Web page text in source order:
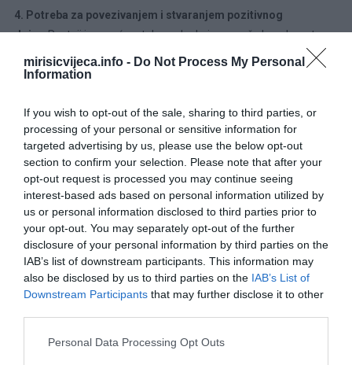
mirisicvijeca.info - Do Not Process My Personal
Information
If you wish to opt-out of the sale, sharing to third parties, or
processing of your personal or sensitive information for
targeted advertising by us, please use the below opt-out
section to confirm your selection. Please note that after your
opt-out request is processed you may continue seeing
interest-based ads based on personal information utilized by
us or personal information disclosed to third parties prior to
your opt-out. You may separately opt-out of the further
disclosure of your personal information by third parties on the
IAB’s list of downstream participants. This information may
also be disclosed by us to third parties on the IAB’s List of
Downstream Participants that may further disclose it to other
Please note that this website/app uses one or more Google
Personal Data Processing Opt Outs
4. Potreba za povezivanjem i stvaranjem pozitivnog
dojmaPostoji i mogućnost da osoba koja pomaže konobaru to
čini iz želje da ostavi dobar dojam – bilo na konobara, druge
goste, ili osobu s kojom je na večeri. Neki ljudi osjećaju potrebu da
može biti donekle usmjeren prema sebi (tzv. impression
management), to ne umanjuje pozitivan učinak djela.
U psihološkoj teoriji ponašanja to je poznato kao prosocijalno
ponašanje potaknuto željom za društvenim odobravanjem. Takve
osobe često imaju visoku razinu socijalne svijesti i žele ostaviti
trag dobrote u svojim interakcijama.
5. Spontanost i neformalnost u ophođenju s drugimaGost koji
pomaže konobaru često je osoba opuštene prirode, bez strogo
definiranih okvira ponašanja. Za njih nema “neprikladnog”
ponašanja ako ono proizlazi iz dobrih namjera. Takvi ljudi često
ruše formalne barijere i teže toplijem, iskrenijem kontaktu s